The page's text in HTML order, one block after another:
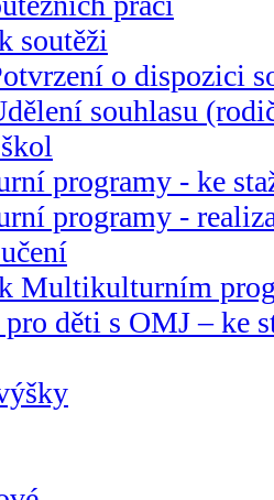
soutěži
o dispozici
souhlasu
programy - ke
programy -
Multikulturním
děti s OMJ – ke